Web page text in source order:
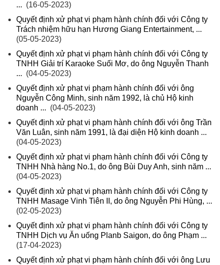
... (16-05-2023)
Quyết định xử phạt vi phạm hành chính đối với Công ty
Trách nhiệm hữu hạn Hương Giang Entertainment, ...
(05-05-2023)
Quyết định xử phạt vi phạm hành chính đối với Công ty
TNHH Giải trí Karaoke Suối Mơ, do ông Nguyễn Thanh
... (04-05-2023)
Quyết định xử phạt vi phạm hành chính đối với ông
Nguyễn Công Minh, sinh năm 1992, là chủ Hộ kinh
doanh ... (04-05-2023)
Quyết định xử phạt vi phạm hành chính đối với ông Trần
Văn Luân, sinh năm 1991, là đại diện Hộ kinh doanh ...
(04-05-2023)
Quyết định xử phạt vi phạm hành chính đối với Công ty
TNHH Nhà hàng No.1, do ông Bùi Duy Anh, sinh năm ...
(04-05-2023)
Quyết định xử phạt vi phạm hành chính đối với Công ty
TNHH Masage Vinh Tiên II, do ông Nguyễn Phi Hùng, ...
(02-05-2023)
Quyết định xử phạt vi phạm hành chính đối với Công ty
TNHH Dịch vụ Ăn uống Planb Saigon, do ông Phạm ...
(17-04-2023)
Quyết định xử phạt vi phạm hành chính đối với ông Lưu